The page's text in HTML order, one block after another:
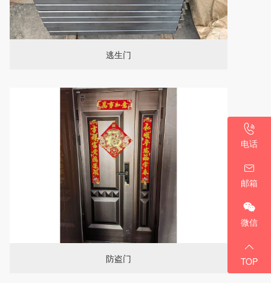
电话
邮箱
a19331766458@gmail.com
微信
TOP
逃生门
防盗门